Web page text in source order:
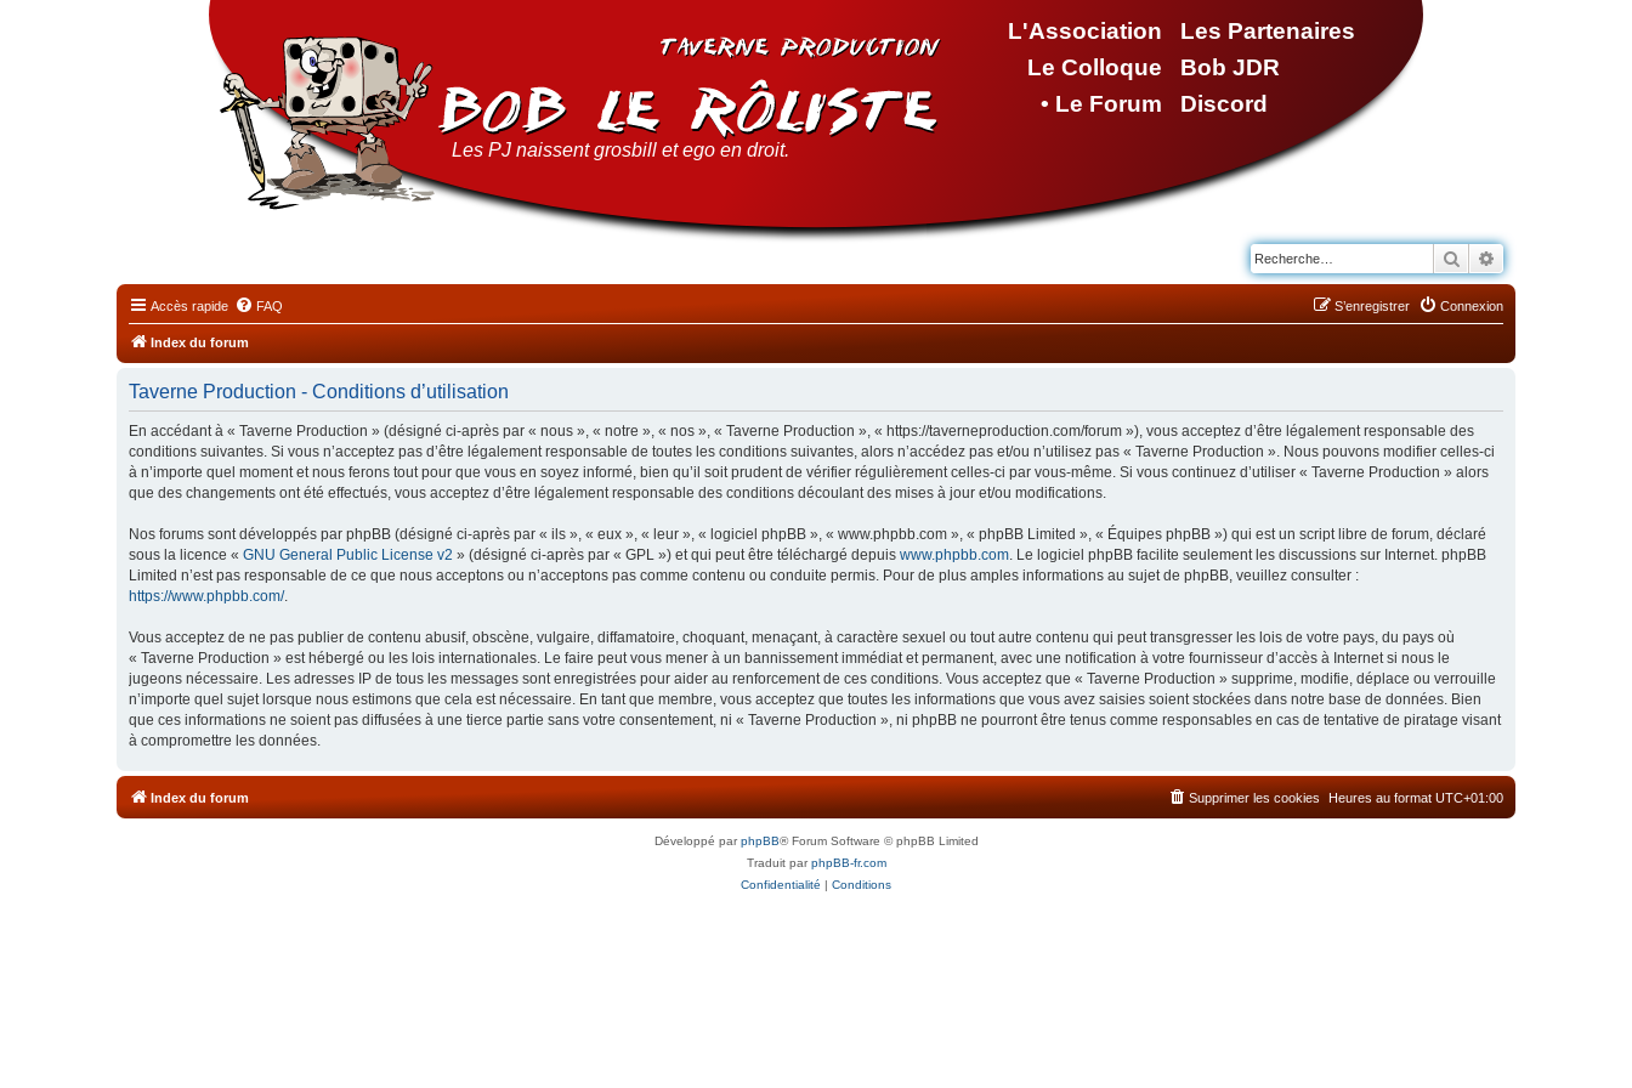
L'Association
Le Colloque
• Le Forum
Les Partenaires
Bob JDR
Discord
Les PJ naissent grosbill et ego en droit.
Rechercher
Accès rapide FAQ Connexion
S’enregistrer
Index du forum
Taverne Production - Conditions d’utilisation
En accédant à « Taverne Production » (désigné ci-après par « nous », « notre », « nos », « Taverne Production », « https://taverneproduction.com/forum »), vous acceptez d’être légalement responsable des
conditions suivantes. Si vous n’acceptez pas d’être légalement responsable de toutes les conditions suivantes, alors n’accédez pas et/ou n’utilisez pas « Taverne Production ». Nous pouvons modifier celles-ci
à n’importe quel moment et nous ferons tout pour que vous en soyez informé, bien qu’il soit prudent de vérifier régulièrement celles-ci par vous-même. Si vous continuez d’utiliser « Taverne Production » alors
que des changements ont été effectués, vous acceptez d’être légalement responsable des conditions découlant des mises à jour et/ou modifications.
Nos forums sont développés par phpBB (désigné ci-après par « ils », « eux », « leur », « logiciel phpBB », « www.phpbb.com », « phpBB Limited », « Équipes phpBB ») qui est un script libre de forum, déclaré
sous la licence « GNU General Public License v2 » (désigné ci-après par « GPL ») et qui peut être téléchargé depuis www.phpbb.com. Le logiciel phpBB facilite seulement les discussions sur Internet. phpBB
Limited n’est pas responsable de ce que nous acceptons ou n’acceptons pas comme contenu ou conduite permis. Pour de plus amples informations au sujet de phpBB, veuillez consulter :
https://www.phpbb.com/.
Vous acceptez de ne pas publier de contenu abusif, obscène, vulgaire, diffamatoire, choquant, menaçant, à caractère sexuel ou tout autre contenu qui peut transgresser les lois de votre pays, du pays où
« Taverne Production » est hébergé ou les lois internationales. Le faire peut vous mener à un bannissement immédiat et permanent, avec une notification à votre fournisseur d’accès à Internet si nous le
jugeons nécessaire. Les adresses IP de tous les messages sont enregistrées pour aider au renforcement de ces conditions. Vous acceptez que « Taverne Production » supprime, modifie, déplace ou verrouille
n’importe quel sujet lorsque nous estimons que cela est nécessaire. En tant que membre, vous acceptez que toutes les informations que vous avez saisies soient stockées dans notre base de données. Bien
que ces informations ne soient pas diffusées à une tierce partie sans votre consentement, ni « Taverne Production », ni phpBB ne pourront être tenus comme responsables en cas de tentative de piratage visant
à compromettre les données.
Index du forum Heures au format UTC+01:00
Supprimer les cookies
Développé parphpBB® Forum Software © phpBB Limited
Traduit parphpBB-fr.com
Confidentialité | Conditions